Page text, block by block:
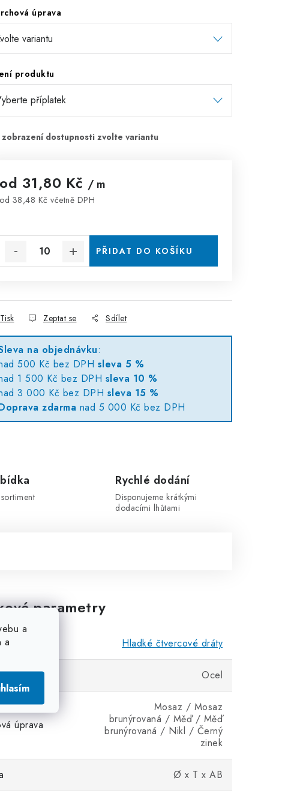
a
a
úprava
produktu
od 31,80 Kč / m
od 38,48 Kč včetně DPH
PŘIDAT DO KOŠÍKU
Tisk Zeptat se Sdílet
na objednávku:
500 Kč bez DPH sleva 5 %
1 500 Kč bez DPH sleva 10 %
3 000 Kč bez DPH sleva 15 %
zdarma nad 5 000 Kč bez DPH
Rychlé dodání
Disponujeme krátkými
dodacími lhůtami
parametry
Hladké čtvercové dráty
Ocel
úprava
Mosaz / Mosaz
brunýrovaná / Měď / Měď
brunýrovaná / Nikl / Černý
zinek
Ø x T x AB